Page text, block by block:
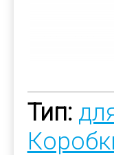
Тип: